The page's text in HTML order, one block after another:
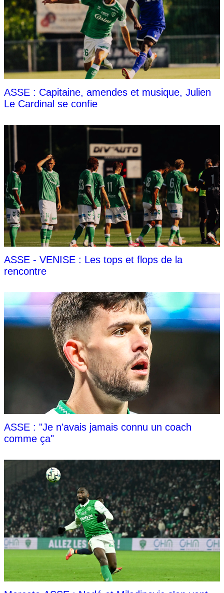
ASSE : Capitaine, amendes et musique, Julien
Le Cardinal se confie
ASSE - VENISE : Les tops et flops de la
rencontre
ASSE : "Je n'avais jamais connu un coach
comme ça"